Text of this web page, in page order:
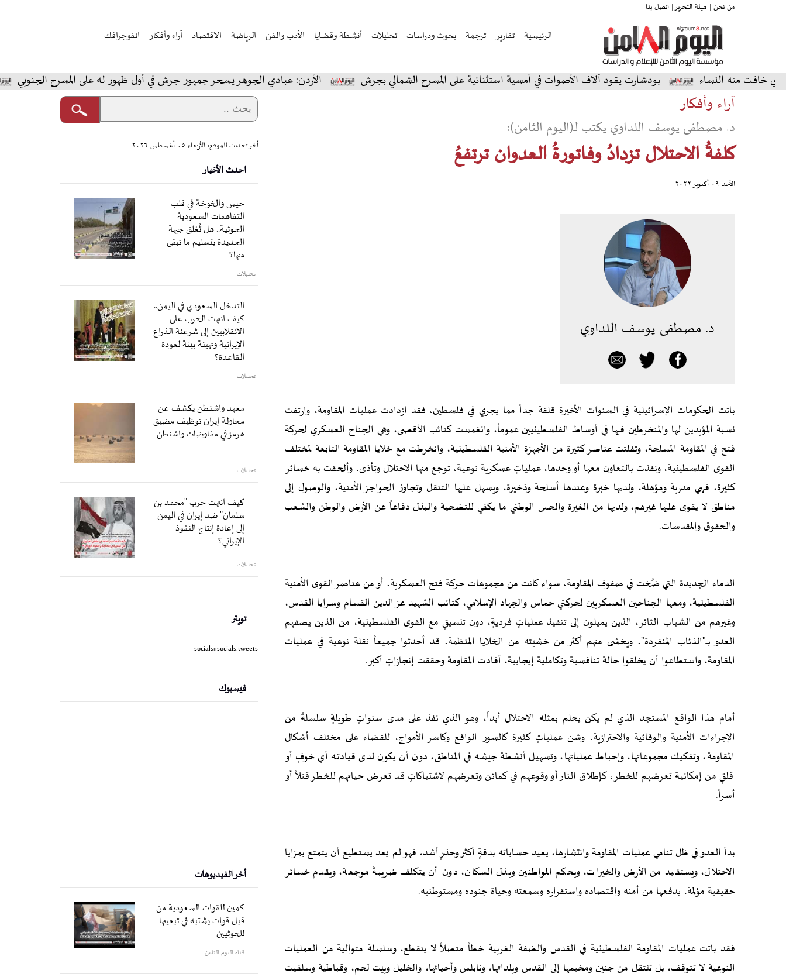
من نحن | هيئة التحرير | اتصل بنا
الرئيسية تقارير ترجمة بحوث ودراسات تحليلات أنشطة وقضايا الأدب والفن الرياضة الاقتصاد آراء وأفكار انفوجرافك
منه النساء بودشارت يقود آلاف الأصوات في أمسية استثنائية على المسرح الشمالي بجرش الأردن: عبادي الجوهر يسحر جمهور جرش في أول ظهور له على المسرح الجنوبي
آراء وأفكار
د. مصطفى يوسف اللداوي يكتب لـ(اليوم الثامن):
كلفةُ الاحتلال تزدادُ وفاتورةُ العدوان ترتفعُ
الأحد ٠٩ أكتوبر ٢٠٢٢
د. مصطفى يوسف اللداوي
باتت الحكومات الإسرائيلية في السنوات الأخيرة قلقة جداً مما يجري في فلسطين، فقد ازدادت عمليات المقاومة، وارتفت
نسبة المؤيدين لها والمنخرطين فيها في أوساط الفلسطينيين عموماً، وانغمست كتائب الأقصى، وهي الجناح العسكري لحركة
فتح في المقاومة المسلحة، وتفلتت عناصر كثيرة من الأجهزة الأمنية الفلسطينية، وانخرطت مع خلايا المقاومة التابعة لمختلف
القوى الفلسطينية، ونفذت بالتعاون معها أو وحدها، عملياتٍ عسكرية نوعية، توجع منها الاحتلال وتأذى، وألحقت به خسائر
كثيرة، فهي مدربة ومؤهلة، ولديها خبرة وعندها أسلحة وذخيرة، ويسهل عليها التنقل وتجاوز الحواجز الأمنية، والوصول إلى
مناطق لا يقوى عليها غيرهم، ولديها من الغيرة والحس الوطني ما يكفي للتضحية والبذل دفاعاً عن الأرض والوطن والشعب
والحقوق والمقدسات.
الدماء الجديدة التي ضُخت في صفوف المقاومة، سواء كانت من مجموعات حركة فتح العسكرية، أو من عناصر القوى الأمنية
الفلسطينية، ومعها الجناحين العسكريين لحركتي حماس والجهاد الإسلامي، كتائب الشهيد عز الدين القسام وسرايا القدس،
وغيرهم من الشباب الثائر، الذين يميلون إلى تنفيذ عملياتٍ فرديةٍ، دون تنسيقٍ مع القوى الفلسطينية، من الذين يصفهم
العدو بـــ"الذئاب المنفردة"، ويخشى منهم أكثر من خشيته من الخلايا المنظمة، قد أحدثوا جميعاً نقلة نوعية في عمليات
المقاومة، واستطاعوا أن يخلقوا حالة تنافسية وتكاملية إيجابية، أفادت المقاومة وحققت إنجازاتٍ أكبر.
أمام هذا الواقع المستجد الذي لم يكن يحلم بمثله الاحتلال أبداً، وهو الذي نفذ على مدى سنواتٍ طويلةٍ سلسلةً من
الإجراءات الأمنية والوقائية والاحترازية، وشن عملياتٍ كثيرة كالسور الواقع وكاسر الأمواج، للقضاء على مختلف أشكال
المقاومة، وتفكيك مجموعاتها، وإحباط عملياتها، وتسهيل أنشطة جيشه في المناطق، دون أن يكون لدى قيادته أي خوفٍ أو
قلقٍ من إمكانية تعرضهم للخطر، كإطلاق النار أو وقوعهم في كمائن وتعرضهم لاشتباكاتٍ قد تعرض حياتهم للخطر قتلاً أو
أسراً.
بدأ العدو في ظل تنامي عمليات المقاومة وانتشارها، يعيد حساباته بدقةٍ أكثر وحذرٍ أشد، فهو لم يعد يستطيع أن يتمتع بمزايا
الاحتلال، ويستفيد من الأرض والخيرات، ويحكم المواطنين ويذل السكان، دون أن يتكلف ضريبةً موجعة، ويقدم خسائر
حقيقية مؤلمة، يدفعها من أمنه واقتصاده واستقراره وسمعته وحياة جنوده ومستوطنيه.
فقد باتت عمليات المقاومة الفلسطينية في القدس والضفة الغربية خطاً متصلاً لا ينقطع، وسلسلة متوالية من العمليات
النوعية لا تتوقف، بل تنتقل من جنين ومخيمها إلى القدس وبلداتها، ونابلس وأحيائها، والخليل وبيت لحم، وقباطية وسلفيت
آخر تحديث للموقع: الأربعاء ٠٥ أغسطس ٢٠٢٦
احدث الأخبار
حيس والخوخة في قلب
التفاهمات السعودية
الحوثية.. هل تُغلق جبهة
الحديدة بتسليم ما تبقى
منها؟
تحليلات
التدخل السعودي في اليمن..
كيف انتهت الحرب على
الانقلابيين إلى شرعنة الذراع
الإيرانية وتهيئة بيئة لعودة
القاعدة؟
تحليلات
معهد واشنطن يكشف عن
محاولة إيران توظيف مضيق
هرمز في مفاوضات واشنطن
تحليلات
كيف انتهت حرب "محمد بن
سلمان" ضد إيران في اليمن
إلى إعادة إنتاج النفوذ
الإيراني؟
تحليلات
تويتر
socials::socials.tweets
فيسبوك
أخر الفيديوهات
كمين للقوات السعودية من
قبل قوات يشتبه في تبعيتها
للحوثيين
قناة اليوم الثامن